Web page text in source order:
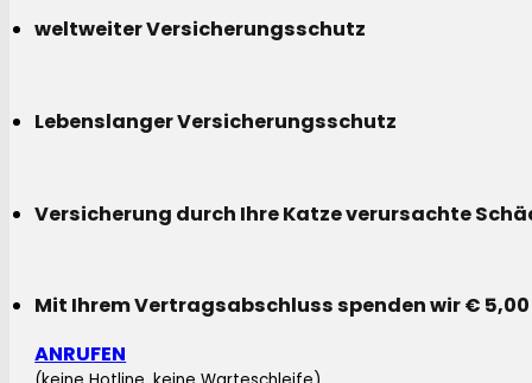
weltweiter Versicherungsschutz
Lebenslanger Versicherungsschutz
Versicherung durch Ihre Katze verursachte
Mit Ihrem Vertragsabschluss spenden wir €
ANRUFEN